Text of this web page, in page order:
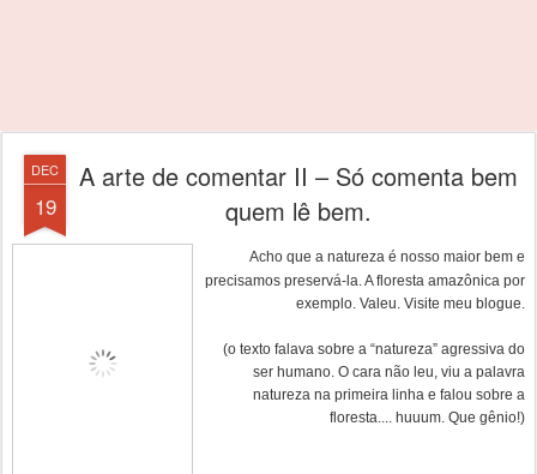
DEC
19
A arte de comentar II – Só comenta bem
quem lê bem.
Acho que a natureza é nosso maior bem e
precisamos preservá-la. A floresta amazônica por
exemplo. Valeu. Visite meu blogue.
(o texto falava sobre a “natureza” agressiva do
ser humano. O cara não leu, viu a palavra
natureza na primeira linha e falou sobre a
floresta.... huuum. Que gênio!)